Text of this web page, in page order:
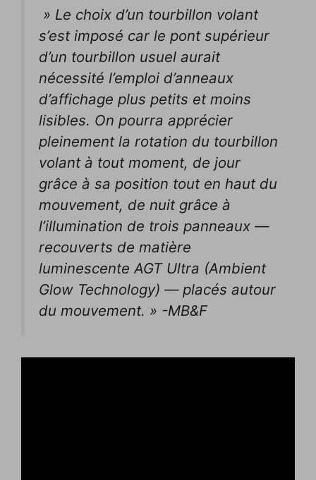
» Le choix d’un tourbillon volant
s’est imposé car le pont supérieur
d’un tourbillon usuel aurait
nécessité l’emploi d’anneaux
d’affichage plus petits et moins
lisibles. On pourra apprécier
pleinement la rotation du tourbillon
volant à tout moment, de jour
grâce à sa position tout en haut du
mouvement, de nuit grâce à
l’illumination de trois panneaux —
recouverts de matière
luminescente AGT Ultra (Ambient
Glow Technology) — placés autour
du mouvement. » -MB&F